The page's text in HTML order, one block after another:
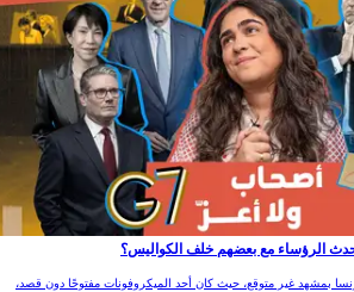
الرؤساء مع بعضهم خلف الكواليس؟
بمشهد غير متوقع، حيث كان أحد الميكروفونات مفتوحًا دون قصد،